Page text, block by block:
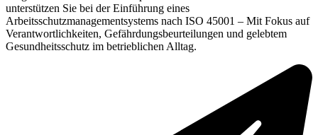
unterstützen Sie bei der Einführung eines
Arbeitsschutzmanagementsystems nach ISO 45001 – Mit Fokus auf
Verantwortlichkeiten, Gefährdungsbeurteilungen und gelebtem
Gesundheitsschutz im betrieblichen Alltag.